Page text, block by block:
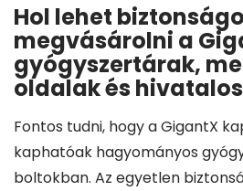
Hol lehet
megvásárolni a
gyógyszertárak,
oldalak és
Fontos tudni, hogy a GigantX
kaphatóak hagyományos
boltokban. Az egyetlen